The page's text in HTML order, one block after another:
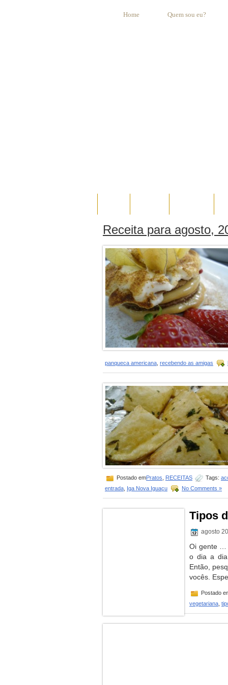
Home Quem sou eu?
Receita para agosto,
panqueca americana recebendo as amigas
Postado emPratos RECEITAS Tags:
entrada Iga Nova Iguaçu No Comments »
Tipos
agosto
Oi gente …
o dia a dia
Então,
vocês.
Postado
vegetariana